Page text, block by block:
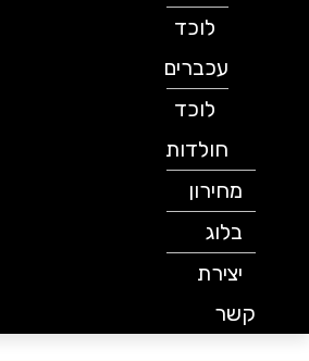
לוכד
עכברים
לוכד
חולדות
מחירון
בלוג
יצירת
קשר